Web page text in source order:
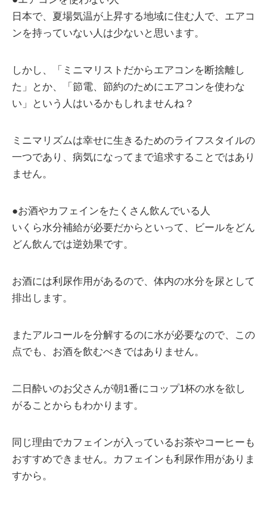
日本で、夏場気温が上昇する地域に住む人で、エアコ
ンを持っていない人は少ないと思います。
しかし、「ミニマリストだからエアコンを断捨離し
た」とか、「節電、節約のためにエアコンを使わな
い」という人はいるかもしれませんね？
ミニマリズムは幸せに生きるためのライフスタイルの
一つであり、病気になってまで追求することではあり
ません。
●お酒やカフェインをたくさん飲んでいる人
いくら水分補給が必要だからといって、ビールをどん
どん飲んでは逆効果です。
お酒には利尿作用があるので、体内の水分を尿として
排出します。
またアルコールを分解するのに水が必要なので、この
点でも、お酒を飲むべきではありません。
二日酔いのお父さんが朝1番にコップ1杯の水を欲し
がることからもわかります。
同じ理由でカフェインが入っているお茶やコーヒーも
おすすめできません。カフェインも利尿作用がありま
すから。